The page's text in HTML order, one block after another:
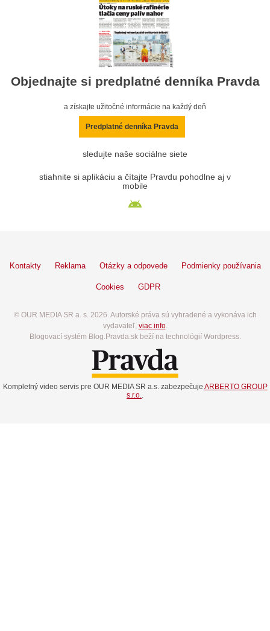
Objednajte si predplatné denníka Pravda
a získajte užitočné informácie na každý deň
Predplatné denníka Pravda
sledujte naše sociálne siete
stiahnite si aplikáciu a čítajte Pravdu pohodlne aj v
mobile
Kontakty Reklama Otázky a odpovede Podmienky používania
Cookies GDPR
© OUR MEDIA SR a. s. 2026. Autorské práva sú vyhradené a vykonáva ich
vydavateľ, viac info.
Blogovací systém Blog.Pravda.sk beží na technológií Wordpress.
Kompletný video servis pre OUR MEDIA SR a.s. zabezpečuje ARBERTO GROUP
s.r.o..